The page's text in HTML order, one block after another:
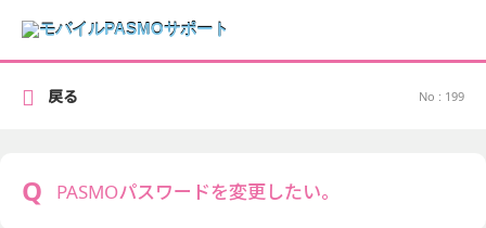
No : 199
PASMOパスワードを変更したい。
戻る